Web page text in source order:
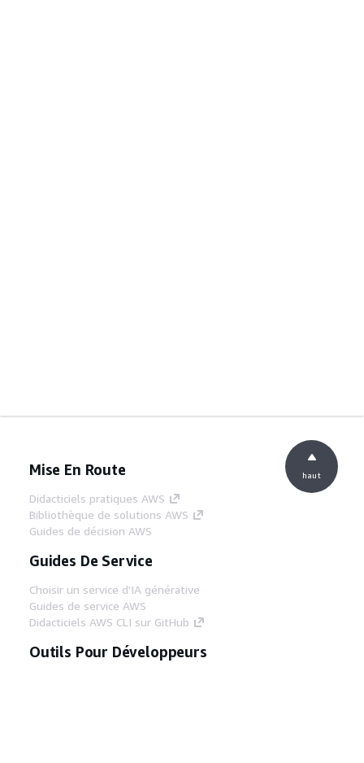
Mise En Route
Didacticiels pratiques AWS
Bibliothèque de solutions AWS
Guides de décision AWS
Guides De Service
Choisir un service d'IA générative
Guides de service AWS
Didacticiels AWS CLI sur GitHub
Outils Pour Développeurs
haut